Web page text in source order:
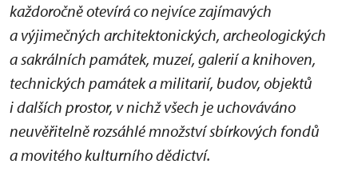
každoročně otevírá co nejvíce zajímavých
a výjimečných architektonických, archeologických
a sakrálních památek, muzeí, galerií a knihoven,
technických památek a militarií, budov, objektů
i dalších prostor, v nichž všech je uchováváno
neuvěřitelně rozsáhlé množství sbírkových fondů
a movitého kulturního dědictví.